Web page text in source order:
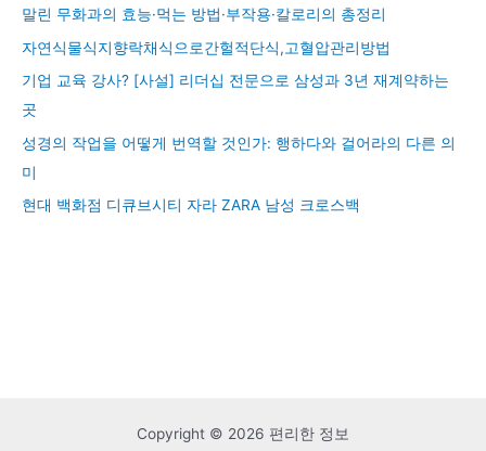
말린 무화과의 효능·먹는 방법·부작용·칼로리의 총정리
자연식물식지향락채식으로간헐적단식,고혈압관리방법
기업 교육 강사? [사설] 리더십 전문으로 삼성과 3년 재계약하는
곳
성경의 작업을 어떻게 번역할 것인가: 행하다와 걸어라의 다른 의
미
현대 백화점 디큐브시티 자라 ZARA 남성 크로스백
Copyright © 2026 편리한 정보